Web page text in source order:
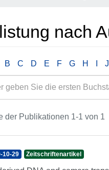
nach
B C D E F G H J
der Publikationen 1-1 von 1
10-29 Zeitschriftenartikel